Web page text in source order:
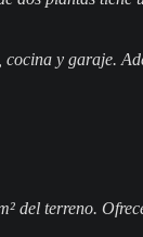
y garaje.
del terreno.